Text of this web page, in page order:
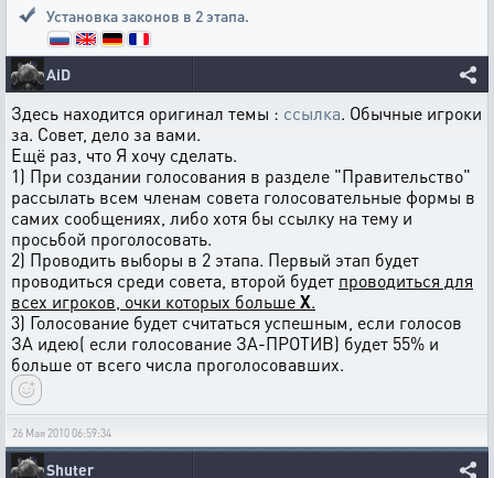
Установка законов в 2 этапа.
AiD
Здесь находится оригинал темы : ссылка. Обычные игроки
за. Совет, дело за вами.
Ещё раз, что Я хочу сделать.
1) При создании голосования в разделе "Правительство"
рассылать всем членам совета голосовательные формы в
самих сообщениях, либо хотя бы ссылку на тему и
просьбой проголосовать.
2) Проводить выборы в 2 этапа. Первый этап будет
проводиться среди совета, второй будет проводиться для
всех игроков, очки которых большеХ.
3) Голосование будет считаться успешным, если голосов
ЗА идею( если голосование ЗА-ПРОТИВ) будет 55% и
больше от всего числа проголосовавших.
26 Мая 2010 06:59:34
Shuter